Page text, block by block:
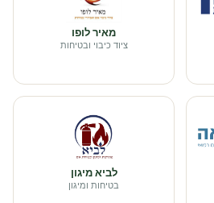
מאיר לופו
ציוד כיבוי ובטיחות
לביא מיגון
בטיחות ומיגון